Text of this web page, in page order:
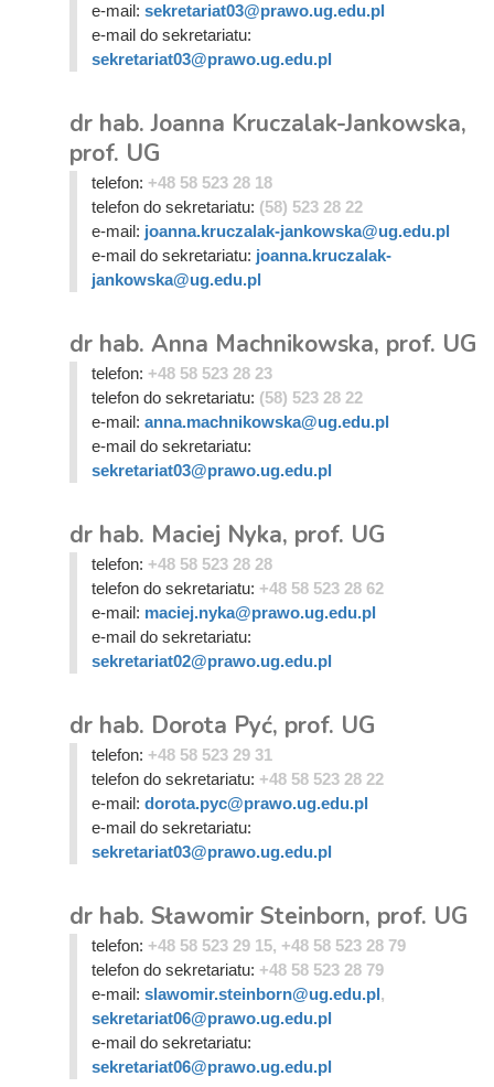
e-mail: sekretariat03@prawo.ug.edu.pl
e-mail do sekretariatu:
sekretariat03@prawo.ug.edu.pl
dr hab. Joanna Kruczalak-Jankowska,
prof. UG
telefon: +48 58 523 28 18
telefon do sekretariatu: (58) 523 28 22
e-mail: joanna.kruczalak-jankowska@ug.edu.pl
e-mail do sekretariatu: joanna.kruczalak-
jankowska@ug.edu.pl
dr hab. Anna Machnikowska, prof. UG
telefon: +48 58 523 28 23
telefon do sekretariatu: (58) 523 28 22
e-mail: anna.machnikowska@ug.edu.pl
e-mail do sekretariatu:
sekretariat03@prawo.ug.edu.pl
dr hab. Maciej Nyka, prof. UG
telefon: +48 58 523 28 28
telefon do sekretariatu: +48 58 523 28 62
e-mail: maciej.nyka@prawo.ug.edu.pl
e-mail do sekretariatu:
sekretariat02@prawo.ug.edu.pl
dr hab. Dorota Pyć, prof. UG
telefon: +48 58 523 29 31
telefon do sekretariatu: +48 58 523 28 22
e-mail: dorota.pyc@prawo.ug.edu.pl
e-mail do sekretariatu:
sekretariat03@prawo.ug.edu.pl
dr hab. Sławomir Steinborn, prof. UG
telefon: +48 58 523 29 15, +48 58 523 28 79
telefon do sekretariatu: +48 58 523 28 79
e-mail: slawomir.steinborn@ug.edu.pl,
sekretariat06@prawo.ug.edu.pl
e-mail do sekretariatu:
sekretariat06@prawo.ug.edu.pl